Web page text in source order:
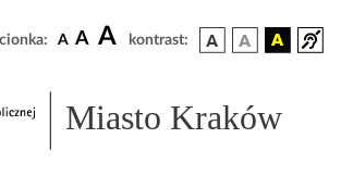
A A A kontrast:
Miasto Kraków